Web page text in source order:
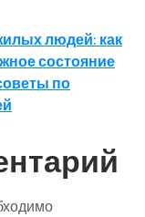
людей: как
состояние
по